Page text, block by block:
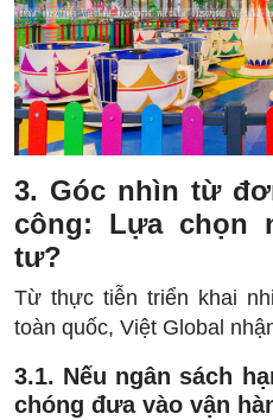
3. Góc nhìn từ
công: Lựa chọn
tư?
Từ thực tiễn triển khai
toàn quốc, Việt Global
3.1. Nếu ngân sách
chóng đưa vào vận